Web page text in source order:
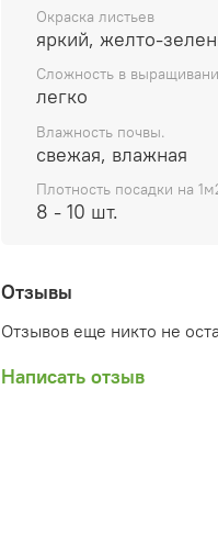
Окраска листьев
яркий, желто-
Сложность в
легко
Влажность почвы.
свежая, влажная
Плотность посадки на
8 - 10 шт.
Отзывы
Отзывов еще никто не
Написать отзыв